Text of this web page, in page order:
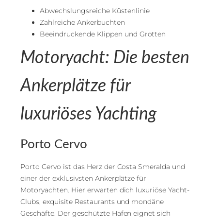
Abwechslungsreiche Küstenlinie
Zahlreiche Ankerbuchten
Beeindruckende Klippen und Grotten
Motoryacht: Die besten
Ankerplätze für
luxuriöses Yachting
Porto Cervo
Porto Cervo ist das Herz der Costa Smeralda und
einer der exklusivsten Ankerplätze für
Motoryachten. Hier erwarten dich luxuriöse Yacht-
Clubs, exquisite Restaurants und mondäne
Geschäfte. Der geschützte Hafen eignet sich